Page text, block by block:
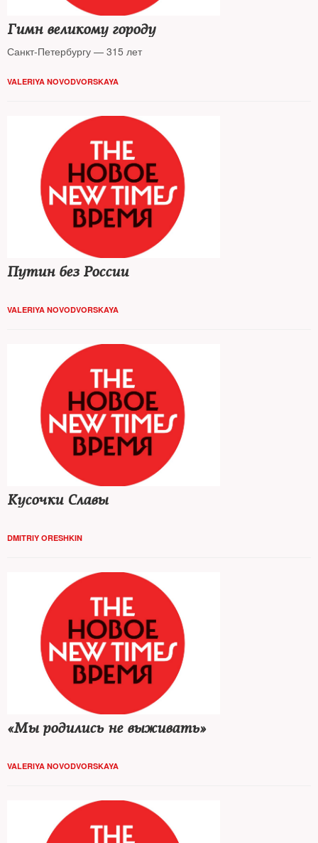
Гимн великому городу
Санкт-Петербургу — 315 лет
VALERIYA NOVODVORSKAYA
Путин без России
VALERIYA NOVODVORSKAYA
Кусочки Славы
DMITRIY ORESHKIN
«Мы родились не выживать»
VALERIYA NOVODVORSKAYA